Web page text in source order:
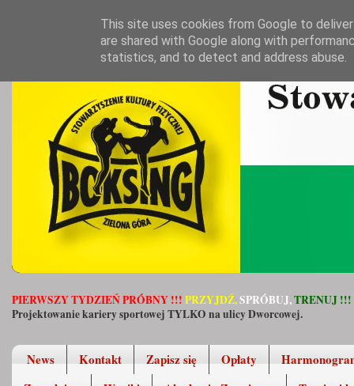
PIERWSZY TYDZIEŃ PRÓBNY !!! PRZYJDŹ,SPRÓBUJ,TRENUJ !!!
Projektowanie kariery sportowej TYLKO na ulicy Dworcowej.
News Kontakt Zapisz się Opłaty
This site uses cookies from Google to
are shared with Google along with
statistics, and to detect and address abuse.